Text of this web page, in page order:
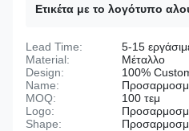
Ετικέτα με το λογότυπο
Lead Time:
5-15
Material:
Μέταλλο
Design:
100%
Name:
MOQ:
100 τεμ
Logo:
Shape: